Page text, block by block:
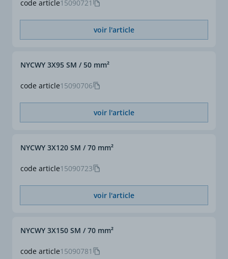
code article15090721
voir l'article
code article15090706
NYCWY 3X95 SM / 50 mm²
voir l'article
code article15090723
NYCWY 3X120 SM / 70 mm²
voir l'article
code article15090781
NYCWY 3X150 SM / 70 mm²